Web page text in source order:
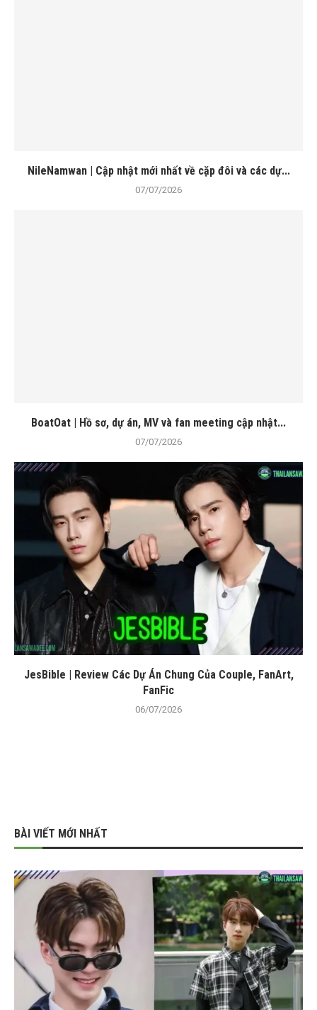
NileNamwan | Cập nhật mới nhất về cặp đôi và các dự...
07/07/2026
BoatOat | Hồ sơ, dự án, MV và fan meeting cập nhật...
07/07/2026
JesBible | Review Các Dự Án Chung Của Couple, FanArt,
FanFic
06/07/2026
BÀI VIẾT MỚI NHẤT